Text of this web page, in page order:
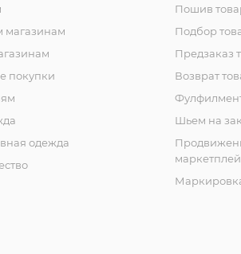
магазинам
покупки
одежда
Пошив
Подбор
Предзаказ
Возврат
Шьем на